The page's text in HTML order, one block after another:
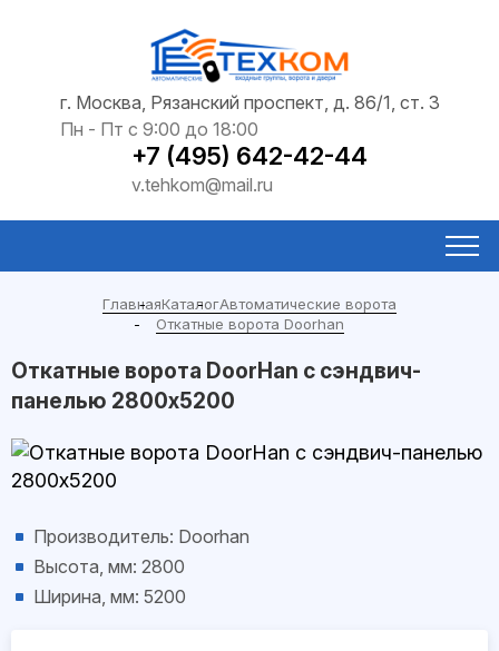
г. Москва, Рязанский проспект, д. 86/1, ст. 3
Пн - Пт с 9:00 до 18:00
+7 (495) 642-42-44
v.tehkom@mail.ru
ГлавнаяКаталогАвтоматические ворота
Откатные ворота Doorhan
Откатные ворота DoorHan с сэндвич-
панелью 2800x5200
Производитель: Doorhan
Высота, мм: 2800
Ширина, мм: 5200